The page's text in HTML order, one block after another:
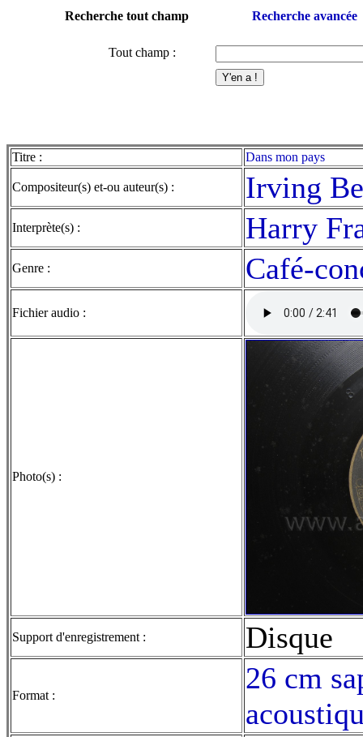
Recherche tout champ Recherche avancée
Tout champ :
Titre : Dans mon pays
Compositeur(s) et-ou auteur(s) : Irving
Interprète(s) : Harry
Genre : Café-
Fichier audio :
Photo(s) :
Support d'enregistrement : Disque
Format :
26 cm